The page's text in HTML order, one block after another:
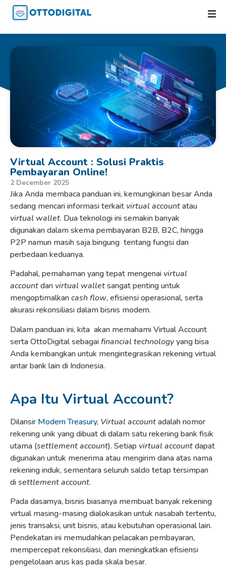
Virtual Account : Solusi Praktis
Pembayaran Online!
2 December 2025
Jika Anda membaca panduan ini, kemungkinan besar Anda
sedang mencari informasi terkait virtual accountatau
virtual wallet. Dua teknologi ini semakin banyak
digunakan dalam skema pembayaran B2B, B2C, hingga
P2P namun masih saja bingung tentang fungsi dan
perbedaan keduanya.
Padahal, pemahaman yang tepat mengenai virtual
accountdan virtual walletsangat penting untuk
mengoptimalkancash flow, efisiensi operasional, serta
akurasi rekonsiliasi dalam bisnis modern.
Dalam panduan ini, kita akan memahami Virtual Account
serta OttoDigital sebagaifinancial technologyyang bisa
Anda kembangkan untuk mengintegrasikan rekening virtual
antar bank lain di Indonesia.
Apa Itu Virtual Account?
DilansirModern Treasury, Virtual accountadalah nomor
rekening unik yang dibuat di dalam satu rekening bank fisik
utama (settlement account). Setiap virtual accountdapat
digunakan untuk menerima atau mengirim dana atas nama
rekening induk, sementara seluruh saldo tetap tersimpan
disettlement account.
Pada dasarnya, bisnis biasanya membuat banyak rekening
virtual masing-masing dialokasikan untuk nasabah tertentu,
jenis transaksi, unit bisnis, atau kebutuhan operasional lain.
Pendekatan ini memudahkan pelacakan pembayaran,
mempercepat rekonsiliasi, dan meningkatkan efisiensi
pengelolaan arus kas pada skala besar.